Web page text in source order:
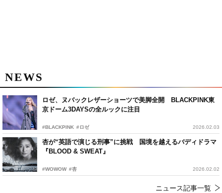
NEWS
ロゼ、ヌバックレザーショーツで美脚全開 BLACKPINK東
京ドーム3DAYSの全ルックに注目
#BLACKPINK #ロゼ 2026.02.03
杏が“英語で演じる刑事”に挑戦 国境を越えるバディドラマ
『BLOOD & SWEAT』
#WOWOW #杏 2026.02.02
ニュース記事一覧